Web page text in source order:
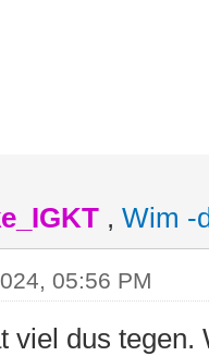
, Wim -
05:56 PM
viel dus